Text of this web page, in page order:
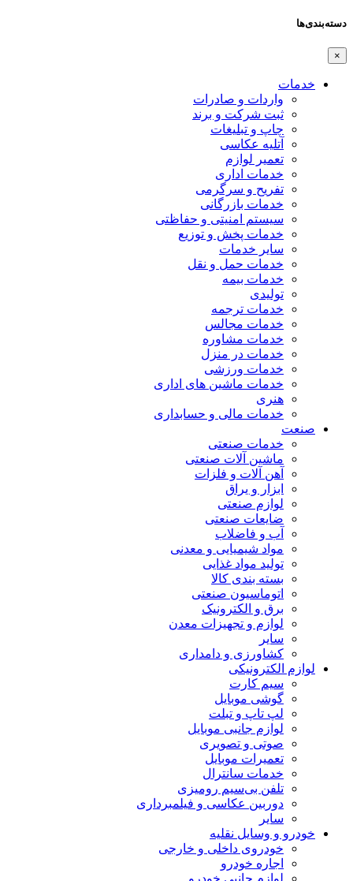
دسته‌بندی‌ها
×
خدمات
واردات و صادرات
ثبت شرکت و برند
چاپ و تبلیغات
آتلیه عکاسی
تعمیر لوازم
خدمات اداری
تفریح و سرگرمی
خدمات بازرگانی
سیستم امنیتی و حفاظتی
خدمات پخش و توزیع
سایر خدمات
خدمات حمل و نقل
خدمات بیمه
تولیدی
خدمات ترجمه
خدمات مجالس
خدمات مشاوره
خدمات در منزل
خدمات ورزشی
خدمات ماشین های اداری
هنری
خدمات مالی و حسابداری
صنعت
خدمات صنعتی
ماشین آلات صنعتی
آهن آلات و فلزات
ابزار و یراق
لوازم صنعتی
ضایعات صنعتی
آب و فاضلاب
مواد شیمیایی و معدنی
تولید مواد غذایی
بسته بندی کالا
اتوماسیون صنعتی
برق و الکترونیک
لوازم و تجهیزات معدن
سایر
کشاورزی و دامداری
لوازم الکترونیکی
سیم کارت
گوشی موبایل
لپ تاپ و تبلت
لوازم جانبی موبایل
صوتی و تصویری
تعمیرات موبایل
خدمات سانترال
تلفن بی‌سیم رومیزی
دوربین عکاسی و فیلمبرداری
سایر
خودرو و وسایل نقلیه
خودروی داخلی و خارجی
اجاره خودرو